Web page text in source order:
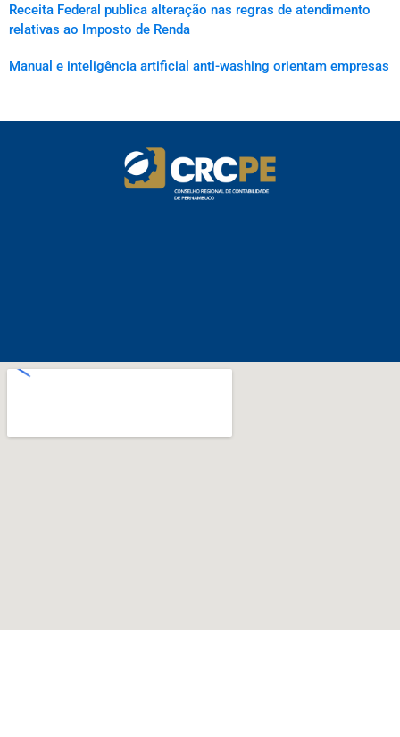
Receita Federal publica alteração nas regras de atendimento
relativas ao Imposto de Renda
Manual e inteligência artificial anti-washing orientam empresas